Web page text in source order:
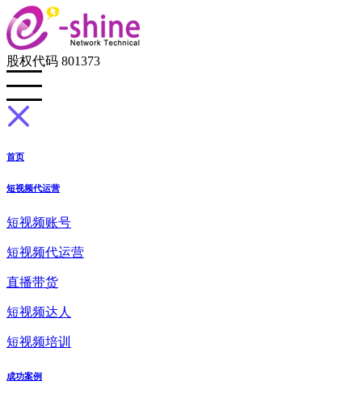
股权代码 801373
首页
短视频代运营
短视频账号
短视频代运营
直播带货
短视频达人
短视频培训
成功案例